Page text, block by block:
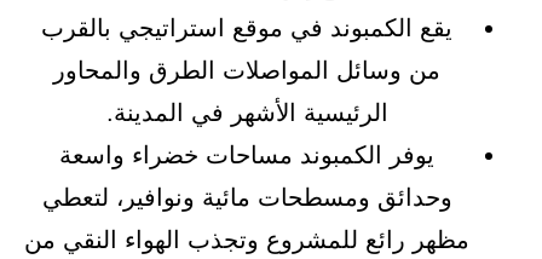
يقع الكمبوند في موقع استراتيجي بالقرب
من وسائل المواصلات الطرق والمحاور
الرئيسية الأشهر في المدينة.
يوفر الكمبوند مساحات خضراء واسعة
وحدائق ومسطحات مائية ونوافير، لتعطي
مظهر رائع للمشروع وتجذب الهواء النقي من